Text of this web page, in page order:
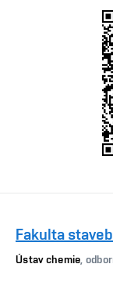
Fakulta
Ústav chemie,